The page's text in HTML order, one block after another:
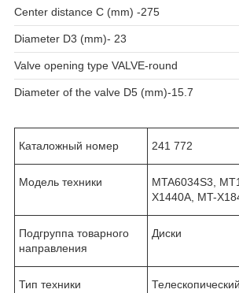
Center distance C (mm) -275
Diameter D3 (mm)- 23
Valve opening type VALVE-round
Diameter of the valve D5 (mm)-15.7
Каталожный номер 241 772
Модель техники
MTA6034S3,
X1440A, MT-
Подгруппа товарного
направления
Диски
Тип техники